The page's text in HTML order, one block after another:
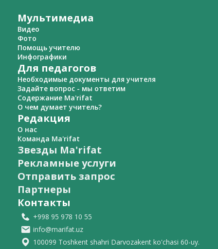
Мультимедиа
Видео
Фото
Помощь учителю
Инфографики
Для педагогов
Необходимые документы для учителя
Задайте вопрос - мы ответим
Содержание Ma'rifat
О чем думает учитель?
Редакция
О нас
Команда Ma'rifat
Звезды Ma'rifat
Рекламные услуги
Отправить запрос
Партнеры
Контакты
+998 95 978 10 55
info@marifat.uz
100099 Toshkent shahri Darvozakent ko'chasi 60-uy.